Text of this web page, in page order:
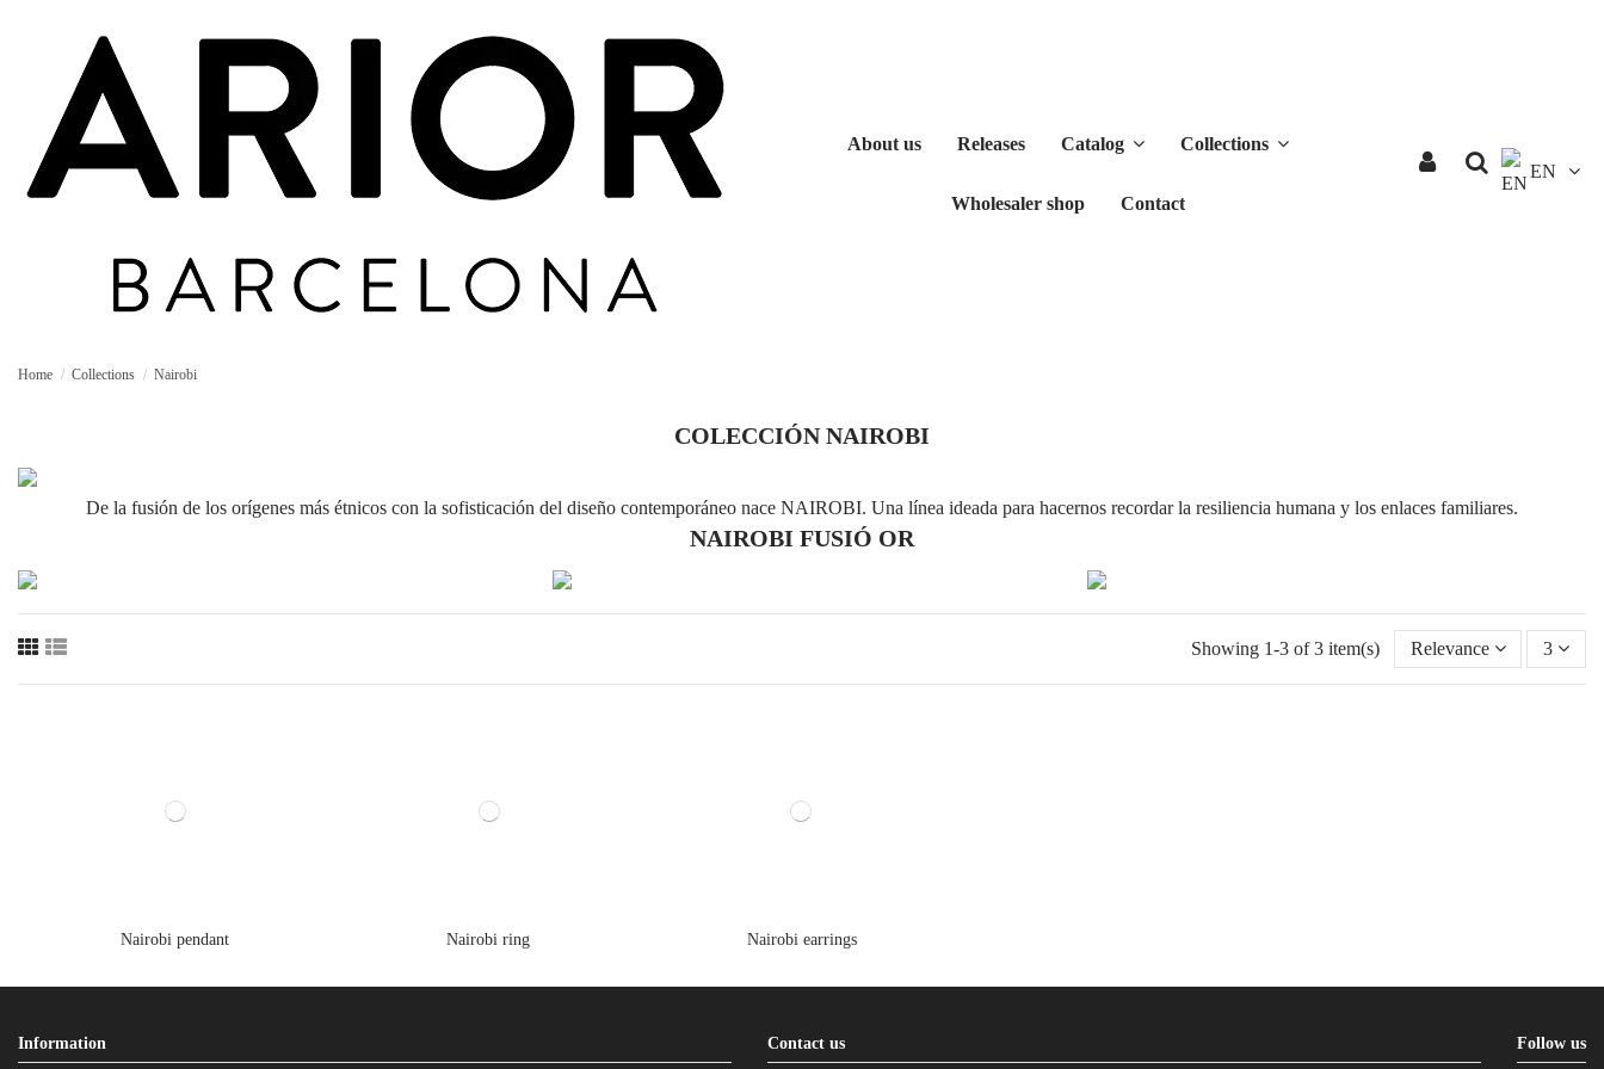
About us Releases Catalog Collections
Wholesaler shop Contact
EN
Home Collections Nairobi
COLECCIÓN NAIROBI
De la fusión de los orígenes más étnicos con la sofisticación del diseño contemporáneo nace NAIROBI. Una línea ideada para hacernos recordar la resiliencia humana y los enlaces familiares.
NAIROBI FUSIÓ OR
Showing 1-3 of 3 item(s) Relevance 3
Nairobi pendant Nairobi ring Nairobi earrings
Information Contact us Follow us